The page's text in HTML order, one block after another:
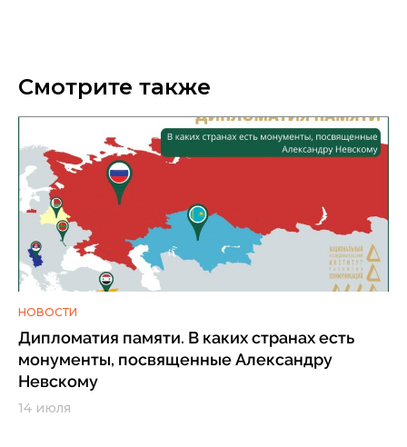
Смотрите также
НОВОСТИ
Дипломатия памяти. В каких странах есть
монументы, посвященные Александру
Невскому
14 июля